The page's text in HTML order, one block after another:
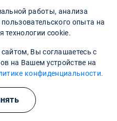
работы, анализа
опыта на
технологии cookie.
Вы соглашаетесь с
на Вашем устройстве на
конфиденциальности.